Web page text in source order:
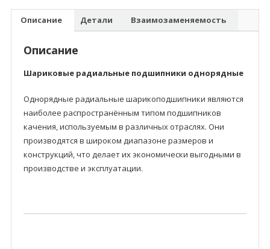
Описание Детали Взаимозаменяемость
Описание
Шариковые радиальные подшипники однорядные
Однорядные радиальные шарикоподшипники являются
наиболее распространённым типом подшипников
качения, используемым в различных отраслях. Они
производятся в широком диапазоне размеров и
конструкций, что делает их экономически выгодными в
производстве и эксплуатации.